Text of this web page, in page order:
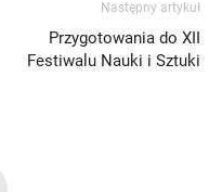
Następny artykuł
Przygotowania do XII
Festiwalu Nauki i Sztuki